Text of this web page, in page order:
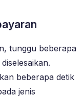
tunggu beberapa
beberapa detik
jenis